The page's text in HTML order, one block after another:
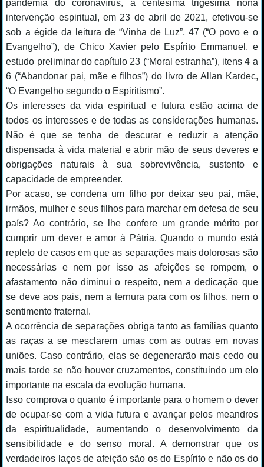
pandemia do coronavírus, a centésima trigésima nona
intervenção espiritual, em 23 de abril de 2021, efetivou-se
sob a égide da leitura de “Vinha de Luz”, 47 (“O povo e o
Evangelho”), de Chico Xavier pelo Espírito Emmanuel, e
estudo preliminar do capítulo 23 (“Moral estranha”), itens 4 a
6 (“Abandonar pai, mãe e filhos”) do livro de Allan Kardec,
“O Evangelho segundo o Espiritismo”.
Os interesses da vida espiritual e futura estão acima de
todos os interesses e de todas as considerações humanas.
Não é que se tenha de descurar e reduzir a atenção
dispensada à vida material e abrir mão de seus deveres e
obrigações naturais à sua sobrevivência, sustento e
capacidade de empreender.
Por acaso, se condena um filho por deixar seu pai, mãe,
irmãos, mulher e seus filhos para marchar em defesa de seu
país? Ao contrário, se lhe confere um grande mérito por
cumprir um dever e amor à Pátria. Quando o mundo está
repleto de casos em que as separações mais dolorosas são
necessárias e nem por isso as afeições se rompem, o
afastamento não diminui o respeito, nem a dedicação que
se deve aos pais, nem a ternura para com os filhos, nem o
sentimento fraternal.
A ocorrência de separações obriga tanto as famílias quanto
as raças a se mesclarem umas com as outras em novas
uniões. Caso contrário, elas se degenerarão mais cedo ou
mais tarde se não houver cruzamentos, constituindo um elo
importante na escala da evolução humana.
Isso comprova o quanto é importante para o homem o dever
de ocupar-se com a vida futura e avançar pelos meandros
da espiritualidade, aumentando o desenvolvimento da
sensibilidade e do senso moral. A demonstrar que os
verdadeiros laços de afeição são os do Espírito e não os do